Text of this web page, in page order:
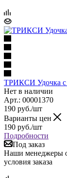
ТРИКСИ Удочка с
Нет в наличии
Арт.: 00001370
190 руб./шт
Варианты цен
190 руб./шт
Подробности
Под заказ
Наши менеджеры
условия заказа